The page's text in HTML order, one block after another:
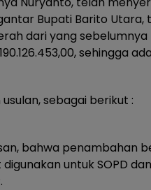
Bupati Barito
dari yang sebelumnya
sehingga
sebagai berikut :
bahwa penambahan
untuk SOPD